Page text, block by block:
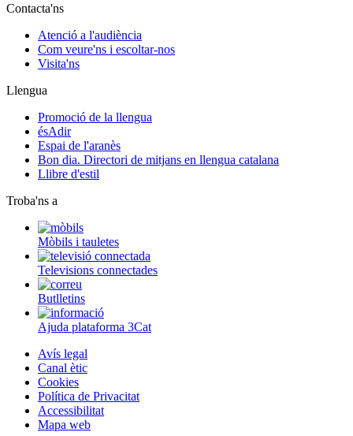
Contacta'ns
Atenció a l'audiència
Com veure'ns i escoltar-nos
Visita'ns
Llengua
Promoció de la llengua
ésAdir
Espai de l'aranès
Bon dia. Directori de mitjans en llengua catalana
Llibre d'estil
Troba'ns a
Mòbils i tauletes
Televisions connectades
Butlletins
Ajuda plataforma 3Cat
Avís legal
Canal ètic
Cookies
Política de Privacitat
Accessibilitat
Mapa web